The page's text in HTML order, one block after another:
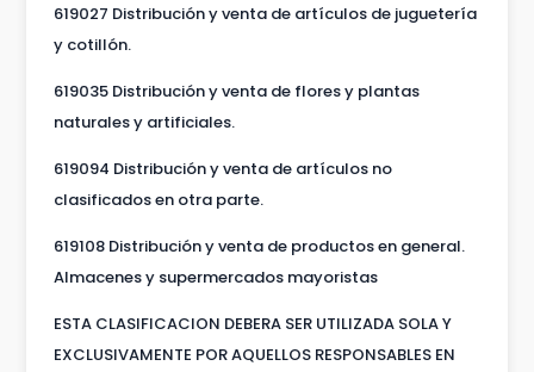
619027 Distribución y venta de artículos de juguetería
y cotillón.
619035 Distribución y venta de flores y plantas
naturales y artificiales.
619094 Distribución y venta de artículos no
clasificados en otra parte.
619108 Distribución y venta de productos en general.
Almacenes y supermercados mayoristas
ESTA CLASIFICACION DEBERA SER UTILIZADA SOLA Y
EXCLUSIVAMENTE POR AQUELLOS RESPONSABLES EN